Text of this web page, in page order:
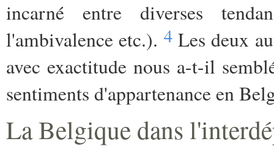
incarné entre diverses
l'ambivalence etc.). 4Les deux
avec exactitude nous a-t-il
sentiments d'appartenance en
La Belgique dans